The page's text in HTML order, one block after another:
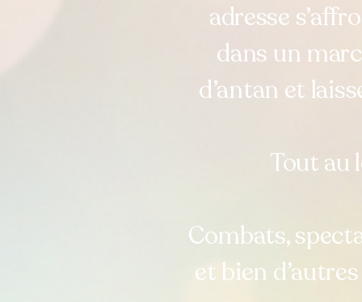
adresse
dans un
d’antan et
Tout au
Combats,
et bien